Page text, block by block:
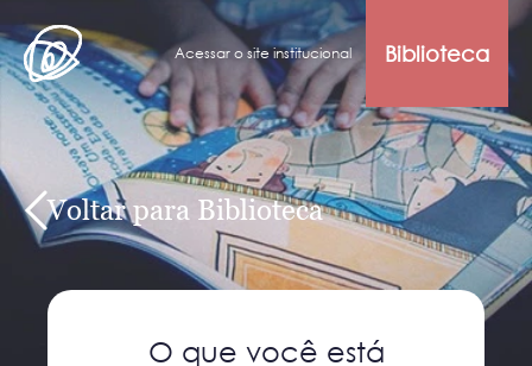
Acessar o site institucional Biblioteca
Voltar para Biblioteca
O que você está